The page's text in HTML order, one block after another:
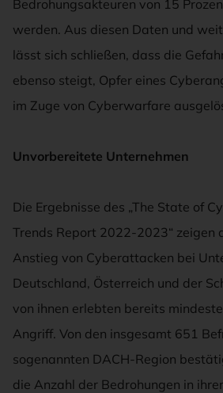
Bedrohungsakteuren von 15
werden. Aus diesen Daten und
lässt sich schließen, dass die
ebenso steigt, Opfer eines
im Zuge von Cyberwarfare
Unvorbereitete Unternehmen
Die Ergebnisse des „The State of
Trends Report 2022-2023“ zeigen
Anstieg von Cyberattacken bei
Deutschland, Österreich und der
von ihnen erlebten bereits
Angriff. Von den insgesamt 651
sogenannten DACH-Region
die Anzahl der Bedrohungen in